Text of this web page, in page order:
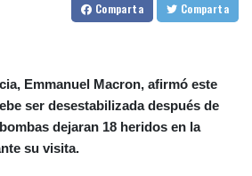
Comparta Comparta
Emmanuel Macron, afirmó este
ser desestabilizada después de
dejaran 18 heridos en la
su visita.